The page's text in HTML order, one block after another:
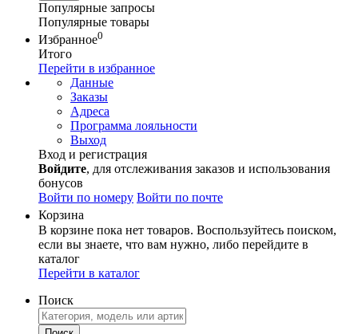
Популярные запросы
Популярные товары
Избранное0
Итого
Перейти в избранное
Данные
Заказы
Адреса
Программа лояльности
Выход
Вход и регистрация
Войдите, для отслеживания заказов и использования
бонусов
Войти по номеру Войти по почте
Корзина
В корзине пока нет товаров. Воспользуйтесь поиском,
если вы знаете, что вам нужно, либо перейдите в
каталог
Перейти в каталог
Поиск